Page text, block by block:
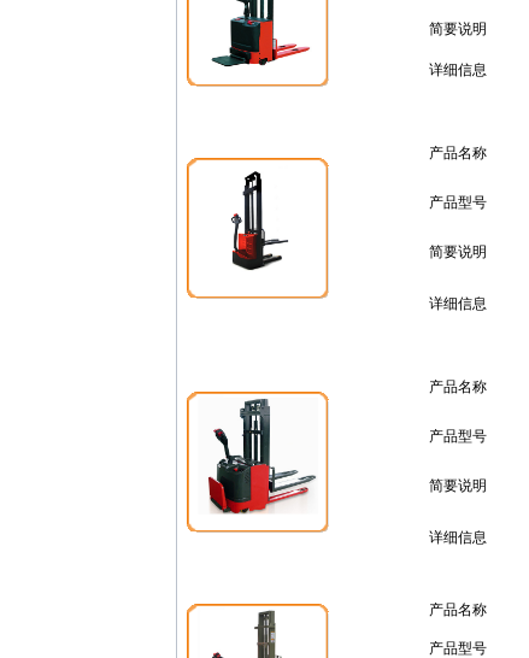
简要说明
详细信息
产品名称
产品型号
简要说明
详细信息
产品名称
产品型号
简要说明
详细信息
产品名称
产品型号